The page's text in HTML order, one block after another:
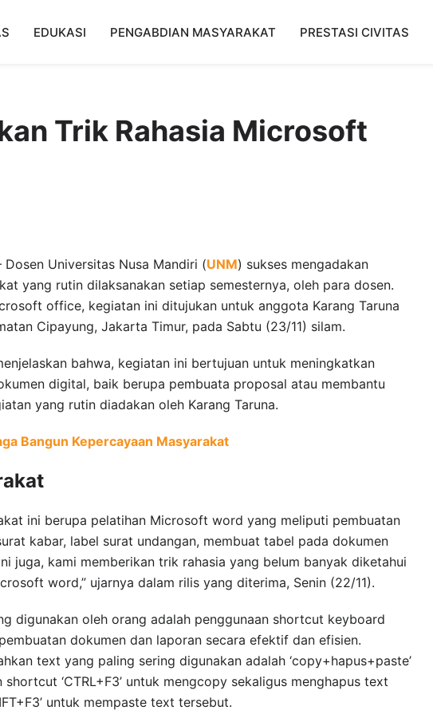
EDUKASI PENGABDIAN MASYARAKAT PRESTASI CIVITAS
Trik Rahasia Microsoft
Universitas Nusa Mandiri (UNM) sukses mengadakan
yang rutin dilaksanakan setiap semesternya, oleh para dosen.
office, kegiatan ini ditujukan untuk anggota Karang Taruna
Cipayung, Jakarta Timur, pada Sabtu (23/11) silam.
bahwa, kegiatan ini bertujuan untuk meningkatkan
digital, baik berupa pembuata proposal atau membantu
yang rutin diadakan oleh Karang Taruna.
Bangun Kepercayaan Masyarakat
ini berupa pelatihan Microsoft word yang meliputi pembuatan
kabar, label surat undangan, membuat tabel pada dokumen
juga, kami memberikan trik rahasia yang belum banyak diketahui
word,” ujarnya dalam rilis yang diterima, Senin (22/11).
digunakan oleh orang adalah penggunaan shortcut keyboard
dokumen dan laporan secara efektif dan efisien.
text yang paling sering digunakan adalah ‘copy+hapus+paste’
‘CTRL+F3’ untuk mengcopy sekaligus menghapus text
untuk mempaste text tersebut.